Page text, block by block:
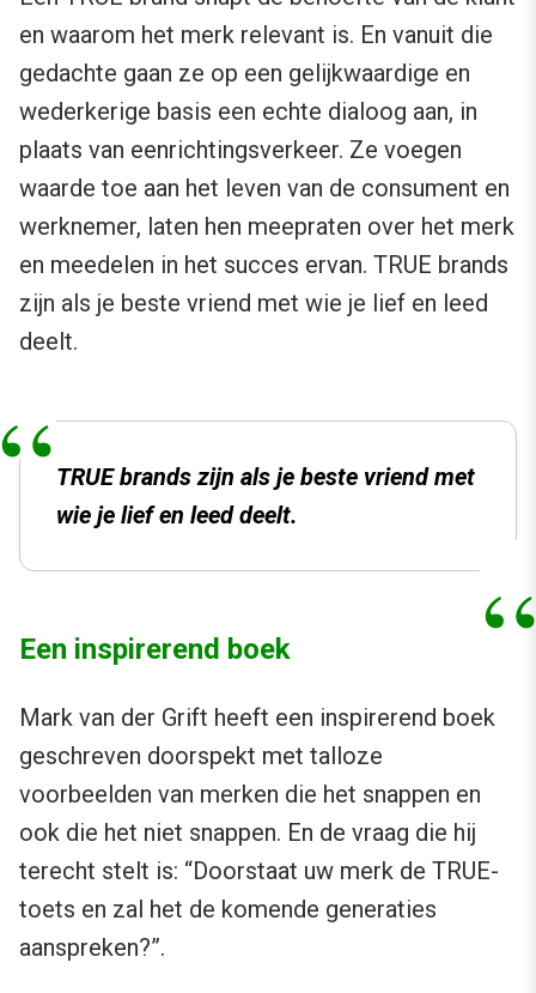
en waarom het merk relevant is. En vanuit die
gedachte gaan ze op een gelijkwaardige en
wederkerige basis een echte dialoog aan, in
plaats van eenrichtingsverkeer. Ze voegen
waarde toe aan het leven van de consument en
werknemer, laten hen meepraten over het merk
en meedelen in het succes ervan. TRUE brands
zijn als je beste vriend met wie je lief en leed
deelt.
TRUE brands zijn als je beste vriend met
wie je lief en leed deelt.
Een inspirerend boek
Mark van der Grift heeft een inspirerend boek
geschreven doorspekt met talloze
voorbeelden van merken die het snappen en
ook die het niet snappen. En de vraag die hij
terecht stelt is: “Doorstaat uw merk de TRUE-
toets en zal het de komende generaties
aanspreken?”.